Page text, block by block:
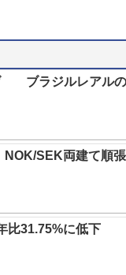
ブラジルレアルの
SEK両建て順張
比31.75%に低下